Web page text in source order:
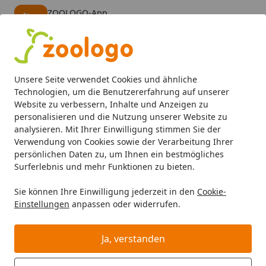
Unsere Seite verwendet Cookies und ähnliche
Technologien, um die Benutzererfahrung auf unserer
Website zu verbessern, Inhalte und Anzeigen zu
personalisieren und die Nutzung unserer Website zu
analysieren. Mit Ihrer Einwilligung stimmen Sie der
Verwendung von Cookies sowie der Verarbeitung Ihrer
persönlichen Daten zu, um Ihnen ein bestmögliches
Surferlebnis und mehr Funktionen zu bieten.
Sie können Ihre Einwilligung jederzeit in den Cookie-
Einstellungen anpassen oder widerrufen.
Ja, verstanden
ZOOLOGO-App
Alle Produkte
Mein Konto
Suchen
Startseite
Aquaristik Aquarienfilter, Pumpen & Zubehör
EHEIM 2275 professionel 4+ 600
Außenfilter mit Filtermasse